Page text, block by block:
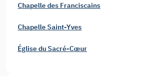
Chapelle des Franciscains
Chapelle Saint-Yves
Église du Sacré-Cœur